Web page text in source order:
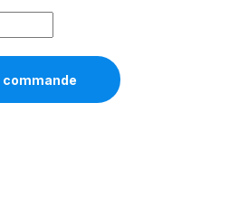
WIFI7 ICE quantity
commande